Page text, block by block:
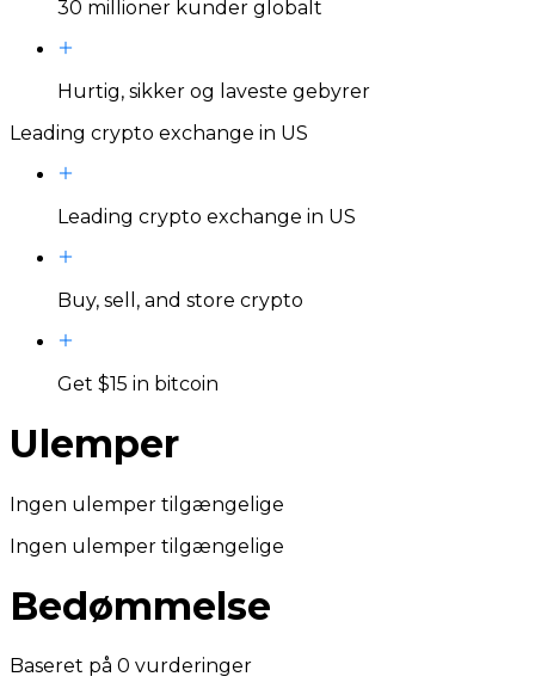
30 millioner kunder globalt
Hurtig, sikker og laveste gebyrer
Leading crypto exchange in US
Leading crypto exchange in US
Buy, sell, and store crypto
Get $15 in bitcoin
Ulemper
Ingen ulemper tilgængelige
Ingen ulemper tilgængelige
Bedømmelse
Baseret på 0 vurderinger